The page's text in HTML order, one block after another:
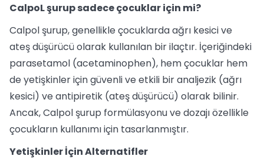
CalpoL şurup sadece çocuklar için mi?
Calpol şurup, genellikle çocuklarda ağrı kesici ve
ateş düşürücü olarak kullanılan bir ilaçtır. İçeriğindeki
parasetamol (acetaminophen), hem çocuklar hem
de yetişkinler için güvenli ve etkili bir analjezik (ağrı
kesici) ve antipiretik (ateş düşürücü) olarak bilinir.
Ancak, Calpol şurup formülasyonu ve dozajı özellikle
çocukların kullanımı için tasarlanmıştır.
Yetişkinler İçin Alternatifler